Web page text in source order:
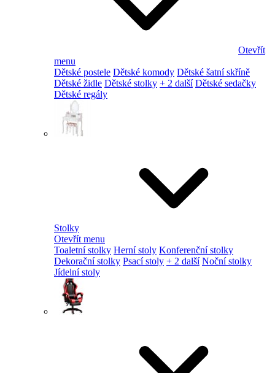
Otevřít
menu
Dětské postele Dětské komody Dětské šatní skříně
Dětské židle Dětské stolky + 2 další Dětské sedačky
Dětské regály
Stolky
Otevřít menu
Toaletní stolky Herní stoly Konferenční stolky
Dekorační stolky Psací stoly + 2 další Noční stolky
Jídelní stoly